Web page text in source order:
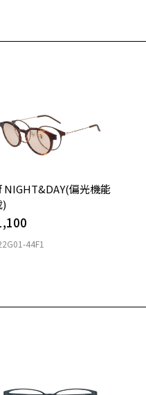
NIGHT&DAY(偏光機能
44F1